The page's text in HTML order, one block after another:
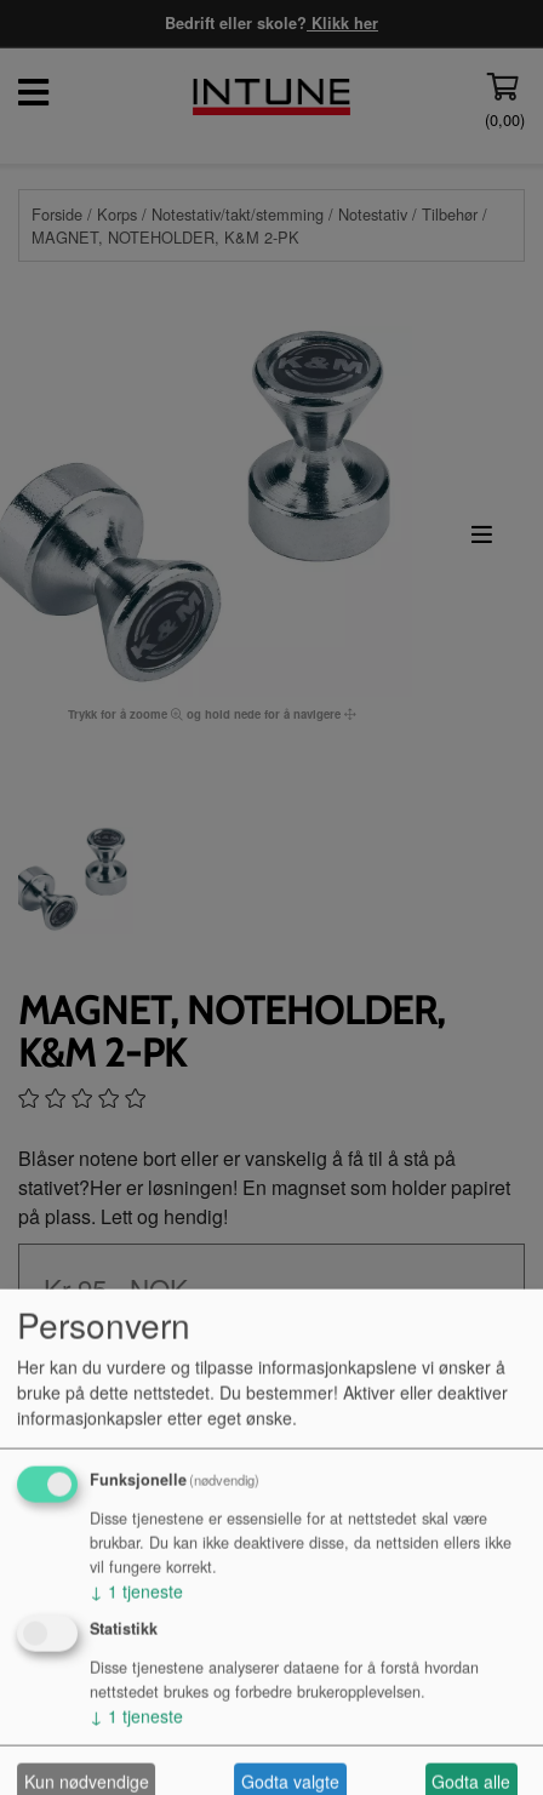
Bedrift eller skole? Klikk her
(0,00)
Forside / Korps / Notestativ/takt/stemming / Notestativ / Tilbehør /
MAGNET, NOTEHOLDER, K&M 2-PK
Trykk for å zoome og hold nede for å navigere
MAGNET, NOTEHOLDER,
K&M 2-PK
Blåser notene bort eller er vanskelig å få til å stå på
stativet?Her er løsningen! En magnset som holder papiret
på plass. Lett og hendig!
Kr 95,-NOK
Antall:
KJØP
Se lagerstatus i varehus
PRODUKTINFO
Diameter:
12 mm
Personvern
Her kan du vurdere og tilpasse informasjonkapslene vi ønsker å
bruke på dette nettstedet. Du bestemmer! Aktiver eller deaktiver
informasjonkapsler etter eget ønske.
Funksjonelle(nødvendig)
Disse tjenestene er essensielle for at nettstedet skal være
brukbar. Du kan ikke deaktivere disse, da nettsiden ellers ikke
vil fungere korrekt.
↓ 1 tjeneste
Statistikk
Disse tjenestene analyserer dataene for å forstå hvordan
nettstedet brukes og forbedre brukeropplevelsen.
↓ 1 tjeneste
Kun nødvendige Godta valgte Godta alle